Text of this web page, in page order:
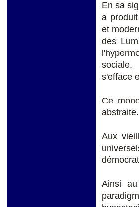
En sa
a
et
des
sociale,
s'efface
Ce
abstraite.
Aux
Ainsi